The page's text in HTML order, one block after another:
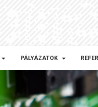
PÁLYÁZATOK